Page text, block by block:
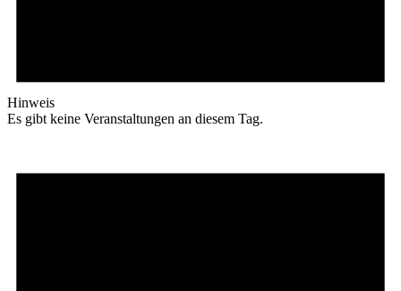
Hinweis
Es gibt keine Veranstaltungen an diesem Tag.